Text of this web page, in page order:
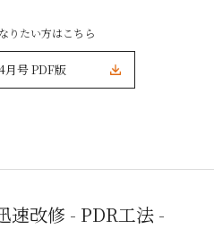
りたい方はこちら
月号 PDF版
速改修 - PDR工法 -